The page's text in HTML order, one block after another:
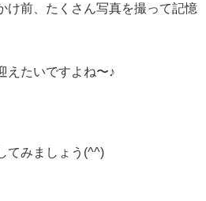
け前、たくさん写真を撮って記憶
えたいですよね〜♪
てみましょう(^^)